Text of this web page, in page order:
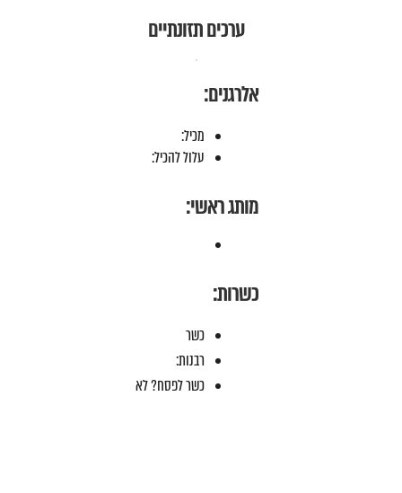
ערכים תזונתיים
אלרגנים:
מכיל:
עלול להכיל:
מותג ראשי:
כשרות:
כשר
רבנות:
כשר לפסח? לא